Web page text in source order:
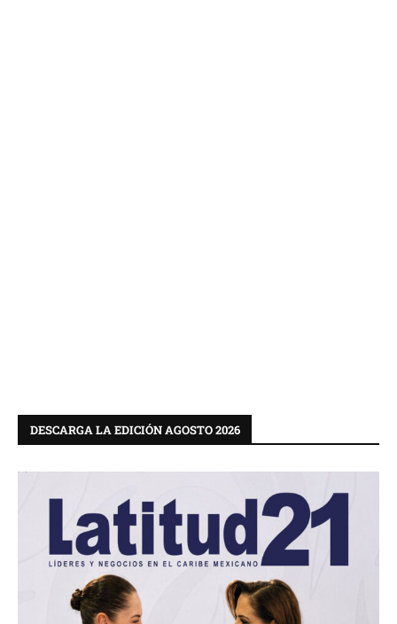
DESCARGA LA EDICIÓN AGOSTO 2026